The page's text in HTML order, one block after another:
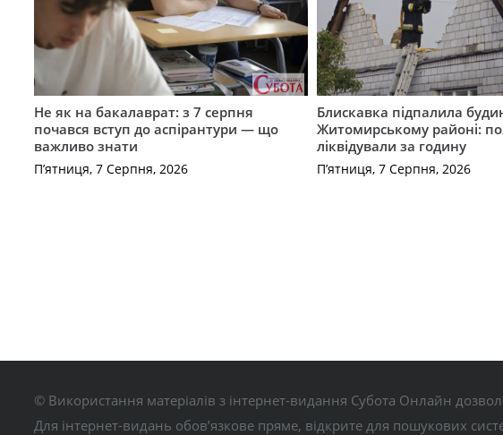
Не як на бакалаврат: з 7 серпня
почався вступ до аспірантури — що
важливо знати
П’ятниця, 7 Серпня, 2026
Блискавка підпалила
Житомирському районі:
ліквідували за годину
П’ятниця, 7 Серпня, 2026
© Використання матеріалів з інтернет-видання Субота Онлайн
Для інтернет-видань обов’язкове пряме, відкрите для пошукових